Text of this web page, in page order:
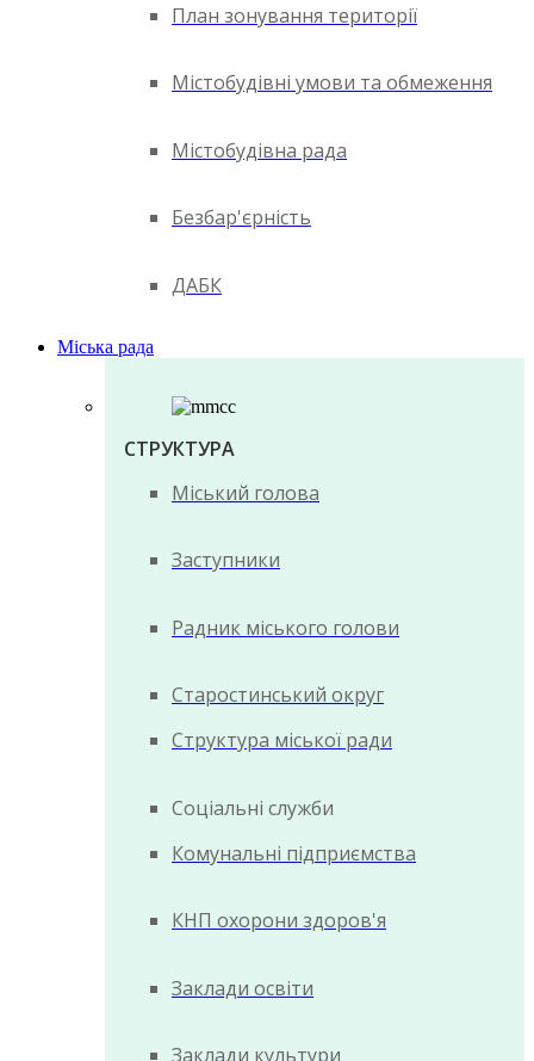
План зонування території
Містобудівні умови та обмеження
Містобудівна рада
Безбар'єрність
ДАБК
Міська рада
СТРУКТУРА
Міський голова
Заступники
Радник міського голови
Старостинський округ
Структура міської ради
Соціальні служби
Комунальні підприємства
КНП охорони здоров'я
Заклади освіти
Заклади культури